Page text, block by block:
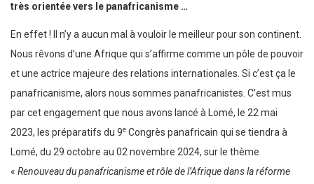
très orientée vers le panafricanisme …
En effet ! Il n’y a aucun mal à vouloir le meilleur pour son continent.
Nous rêvons d’une Afrique qui s’affirme comme un pôle de pouvoir
et une actrice majeure des relations internationales. Si c’est ça le
panafricanisme, alors nous sommes panafricanistes. C’est mus
par cet engagement que nous avons lancé à Lomé, le 22 mai
2023, les préparatifs du 9e Congrès panafricain qui se tiendra à
Lomé, du 29 octobre au 02 novembre 2024, sur le thème
« Renouveau du panafricanisme et rôle de l’Afrique dans la réforme